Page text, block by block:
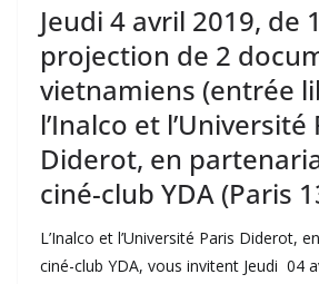
Jeudi 4 avril 2019, de
projection de 2
vietnamiens (entrée
l’Inalco et l’Université
Diderot, en
ciné-club YDA (Paris
L’Inalco et l’Université Paris Diderot,
ciné-club YDA, vous invitent Jeudi 04